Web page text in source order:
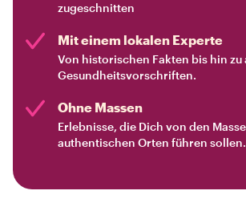
zugeschnitten
Mit einem lokalen Experte
Von historischen Fakten bis hin zu
Gesundheitsvorschriften.
Ohne Massen
Erlebnisse, die Dich von den
authentischen Orten führen sollen.